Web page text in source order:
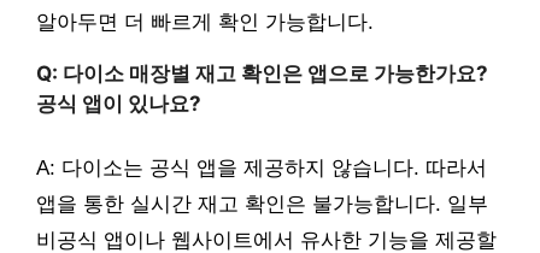
알아두면 더 빠르게 확인 가능합니다.
Q: 다이소 매장별 재고 확인은 앱으로 가능한가요?
공식 앱이 있나요?
A: 다이소는 공식 앱을 제공하지 않습니다. 따라서
앱을 통한 실시간 재고 확인은 불가능합니다. 일부
비공식 앱이나 웹사이트에서 유사한 기능을 제공할